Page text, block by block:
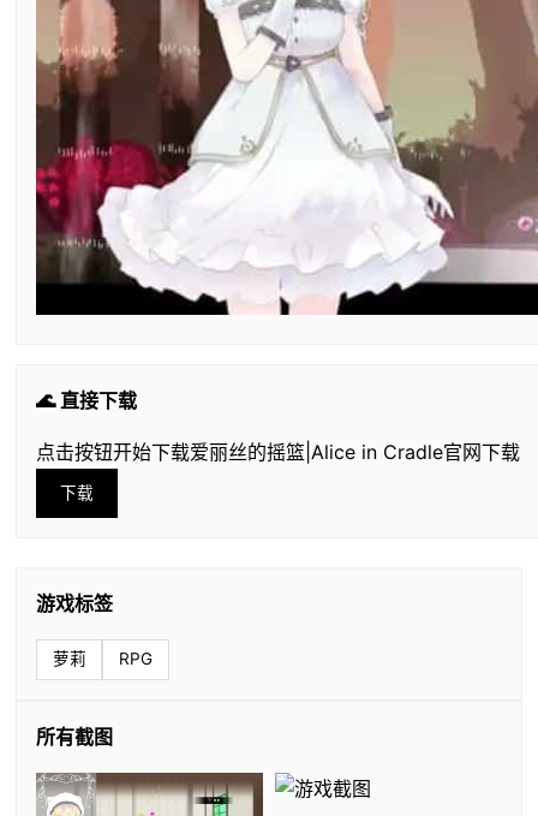
🌊 直接下载
点击按钮开始下载爱丽丝的摇篮|Alice in Cradle官网下载
下载
游戏标签
萝莉 RPG
所有截图